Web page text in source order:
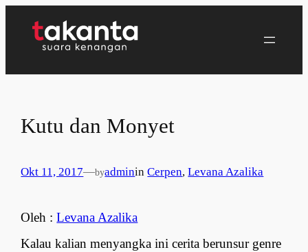
Kutu dan Monyet
Okt 11, 2017—byadmininCerpen, Levana Azalika
Oleh : Levana Azalika
Kalau kalian menyangka ini cerita berunsur genre